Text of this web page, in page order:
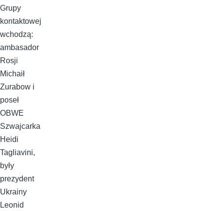
Grupy
kontaktowej
wchodzą:
ambasador
Rosji
Michaił
Zurabow i
poseł
OBWE
Szwajcarka
Heidi
Tagliavini,
były
prezydent
Ukrainy
Leonid